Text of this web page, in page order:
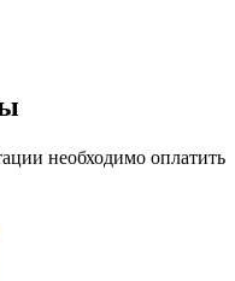
необходимо оплатить